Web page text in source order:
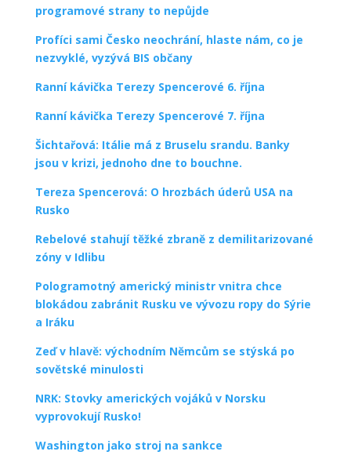
programové strany to nepůjde
Profíci sami Česko neochrání, hlaste nám, co je
nezvyklé, vyzývá BIS občany
Ranní kávička Terezy Spencerové 6. října
Ranní kávička Terezy Spencerové 7. října
Šichtařová: Itálie má z Bruselu srandu. Banky
jsou v krizi, jednoho dne to bouchne.
Tereza Spencerová: O hrozbách úderů USA na
Rusko
Rebelové stahují těžké zbraně z demilitarizované
zóny v Idlibu
Pologramotný americký ministr vnitra chce
blokádou zabránit Rusku ve vývozu ropy do Sýrie
a Iráku
Zeď v hlavě: východním Němcům se stýská po
sovětské minulosti
NRK: Stovky amerických vojáků v Norsku
vyprovokují Rusko!
Washington jako stroj na sankce